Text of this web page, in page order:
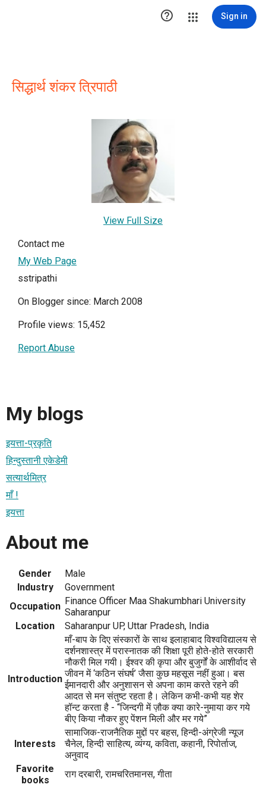
 Sign in
सिद्धार्थ शंकर त्रिपाठी
View Full Size
Contact me
My Web Page
sstripathi
On Blogger since: March 2008
Profile views: 15,452
Report Abuse
My blogs
इयत्ता-प्रकृति
हिन्दुस्तानी एकेडेमी
सत्यार्थमित्र
माँ !
इयत्ता
About me
Gender
Male
Industry
Government
Occupation Finance Officer Maa Shakumbhari University
Saharanpur
Location
Saharanpur UP, Uttar Pradesh, India
Introduction
माँ-बाप के दिए संस्कारों के साथ इलाहाबाद विश्वविद्यालय से
दर्शनशास्त्र में परास्नातक की शिक्षा पूरी होते-होते सरकारी
नौकरी मिल गयी। ईश्वर की कृपा और बुजुर्गों के आशीर्वाद से
जीवन में ‘कठिन संघर्ष’ जैसा कुछ महसूस नहीं हुआ। बस
ईमानदारी और अनुशासन से अपना काम करते रहने की
आदत से मन संतुष्ट रहता है। लेकिन कभी-कभी यह शेर
हॉन्ट करता है - “जिन्दगी में ज़ौक क्या कारे-नुमाया कर गये
बीए किया नौकर हुए पेंशन मिली और मर गये”
Interests
सामाजिक-राजनैतिक मुद्दों पर बहस, हिन्दी-अंग्रेजी न्यूज
चैनेल, हिन्दी साहित्य, व्यंग्य, कविता, कहानी, रिपोर्ताज,
अनुवाद
Favorite
books
राग दरबारी, रामचरितमानस, गीता